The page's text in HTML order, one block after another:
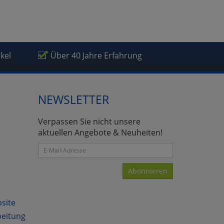
Über 40 Jahre Erfahrung
NEWSLETTER
Verpassen Sie nicht unsere
aktuellen Angebote & Neuheiten!
Abonnieren